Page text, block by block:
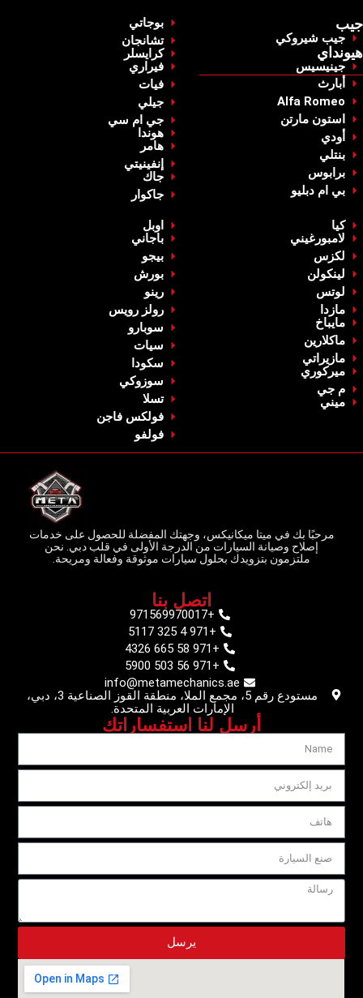
‏جيب‏
‏جيب شيروكي‏
‏هيونداي‏
جينيسيس
‏أبارث‏
Alfa Romeo
استون مارتن
أودي
بنتلي
‏برابوس‏
بي ام دبليو
‏بوجاتي‏
‏تشانجان‏
‏كرايسلر‏
‏فيراري‏
‏فيات‏
‏جيلي‏
‏جي ام سي‏
‏هوندا‏
‏هامر‏
‏إنفينيتي‏
‏جاك‏
‏جاكوار‏
كيا
لامبورغيني
‏لكزس‏
‏لينكولن‏
‏لوتس‏
‏مازدا‏
‏مايباخ‏
‏ماكلارين‏
‏مازيراتي‏
ميركوري
م جي
‏ميني‏
‏اوبل‏
باجاني
‏بيجو‏
‏بورش‏
‏رينو‏
‏رولز رويس‏
‏سوبارو‏
سيات
‏سكودا‏
‏سوزوكي‏
‏تسلا‏
فولكس فاجن
‏فولفو‏
مرحبًا بك في ميتا ميكانيكس، وجهتك المفضلة للحصول على خدمات
إصلاح وصيانة السيارات من الدرجة الأولى في قلب دبي. نحن
ملتزمون بتزويدك بحلول سيارات موثوقة وفعالة ومريحة.
اتصل بنا
+971569970017
+971 4 325 5117
+971 58 665 4326
+971 56 503 5900
info@metamechanics.ae
مستودع رقم 5، مجمع الملا، منطقة القوز الصناعية 3، دبي،
الإمارات العربية المتحدة.
أرسل لنا استفساراتك
يرسل